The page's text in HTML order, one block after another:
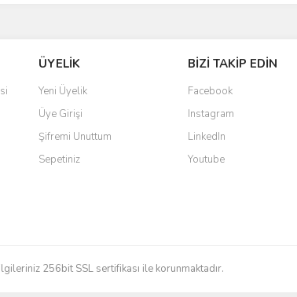
ÜYELİK
Yeni Üyelik
Üye Girişi
Şifremi Unuttum
Sepetiniz
BİZİ TAKİP EDİN
Facebook
Instagram
LinkedIn
Youtube
256bit SSL sertifikası ile korunmaktadır.